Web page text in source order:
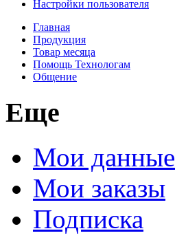
Настройки пользователя
Главная
Продукция
Товар месяца
Помощь Технологам
Общение
Еще
Мои данные
Мои заказы
Подписка